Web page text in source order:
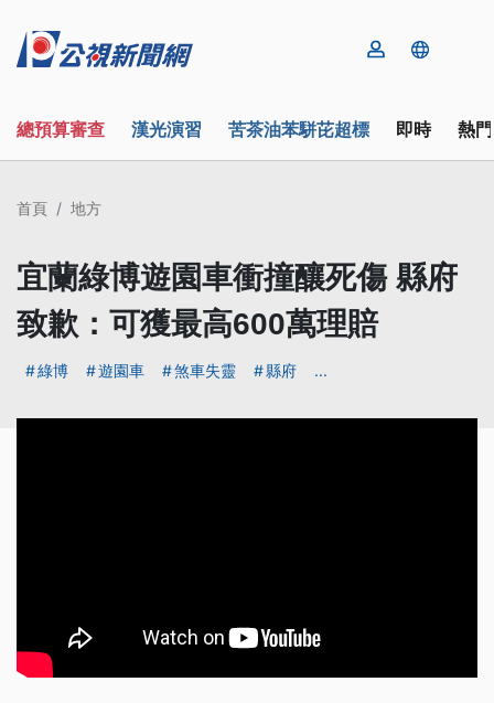
總預算審查 漢光演習 苦茶油苯駢芘超標 即時 熱
首頁 地方
宜蘭綠博遊園車衝撞釀死傷 縣府
致歉：可獲最高600萬理賠
綠博 遊園車 煞車失靈 縣府 ...